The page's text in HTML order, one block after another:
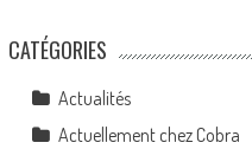
CATÉGORIES
Actualités
Actuellement chez Cobra